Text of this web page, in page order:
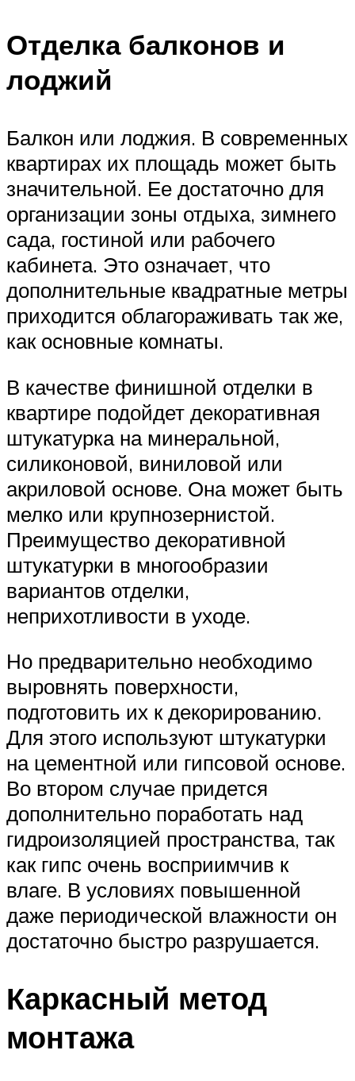
Отделка балконов и
лоджий
Балкон или лоджия. В современных
квартирах их площадь может быть
значительной. Ее достаточно для
организации зоны отдыха, зимнего
сада, гостиной или рабочего
кабинета. Это означает, что
дополнительные квадратные метры
приходится облагораживать так же,
как основные комнаты.
В качестве финишной отделки в
квартире подойдет декоративная
штукатурка на минеральной,
силиконовой, виниловой или
акриловой основе. Она может быть
мелко или крупнозернистой.
Преимущество декоративной
штукатурки в многообразии
вариантов отделки,
неприхотливости в уходе.
Но предварительно необходимо
выровнять поверхности,
подготовить их к декорированию.
Для этого используют штукатурки
на цементной или гипсовой основе.
Во втором случае придется
дополнительно поработать над
гидроизоляцией пространства, так
как гипс очень восприимчив к
влаге. В условиях повышенной
даже периодической влажности он
достаточно быстро разрушается.
Каркасный метод
монтажа